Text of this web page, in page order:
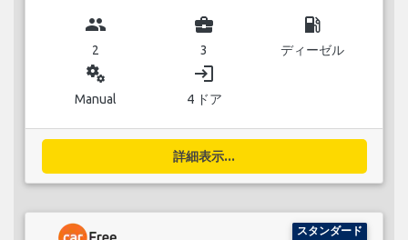
group
2
business_center
3
local_gas_station
ディーゼル
miscellaneous_services
Manual
login
4 ドア
詳細表示...
スタンダード